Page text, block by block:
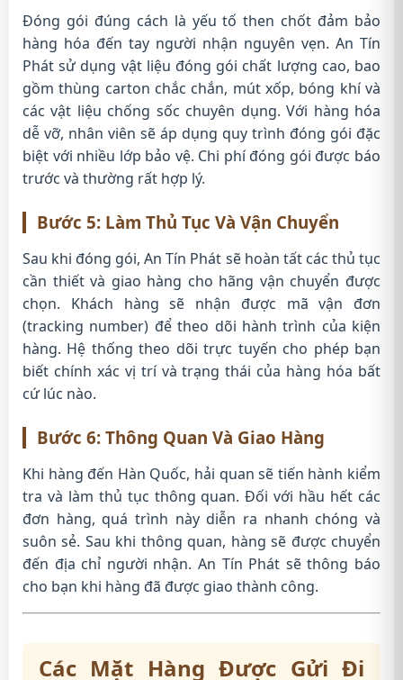
Đóng gói đúng cách là yếu tố then chốt đảm bảo
hàng hóa đến tay người nhận nguyên vẹn. An Tín
Phát sử dụng vật liệu đóng gói chất lượng cao, bao
gồm thùng carton chắc chắn, mút xốp, bóng khí và
các vật liệu chống sốc chuyên dụng. Với hàng hóa
dễ vỡ, nhân viên sẽ áp dụng quy trình đóng gói đặc
biệt với nhiều lớp bảo vệ. Chi phí đóng gói được báo
trước và thường rất hợp lý.
Bước 5: Làm Thủ Tục Và Vận Chuyển
Sau khi đóng gói, An Tín Phát sẽ hoàn tất các thủ tục
cần thiết và giao hàng cho hãng vận chuyển được
chọn. Khách hàng sẽ nhận được mã vận đơn
(tracking number) để theo dõi hành trình của kiện
hàng. Hệ thống theo dõi trực tuyến cho phép bạn
biết chính xác vị trí và trạng thái của hàng hóa bất
cứ lúc nào.
Bước 6: Thông Quan Và Giao Hàng
Khi hàng đến Hàn Quốc, hải quan sẽ tiến hành kiểm
tra và làm thủ tục thông quan. Đối với hầu hết các
đơn hàng, quá trình này diễn ra nhanh chóng và
suôn sẻ. Sau khi thông quan, hàng sẽ được chuyển
đến địa chỉ người nhận. An Tín Phát sẽ thông báo
cho bạn khi hàng đã được giao thành công.
Các Mặt Hàng Được Gửi Đi